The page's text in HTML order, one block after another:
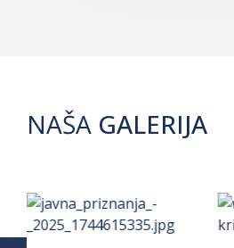
NAŠA GALERIJA